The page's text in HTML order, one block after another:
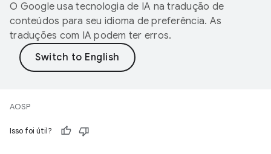
O Google usa tecnologia de IA na tradução de
conteúdos para seu idioma de preferência. As
traduções com IA podem ter erros.
AOSP
Isso foi útil?